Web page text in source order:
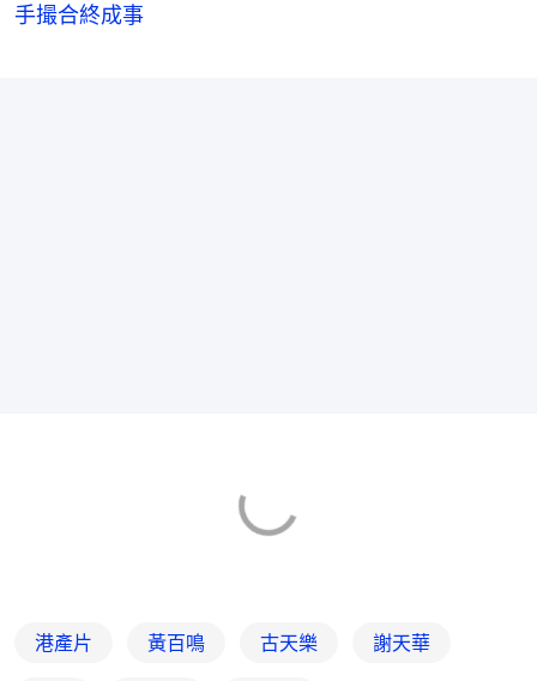
手撮合終成事
港產片 黃百鳴 古天樂 謝天華